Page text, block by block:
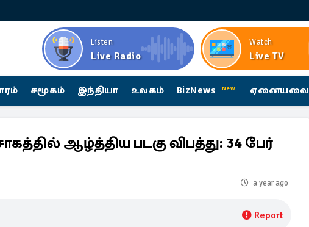
Listen
Live Radio
Watch
Live TV
சமூகம் இந்தியா உலகம் BizNews New ஏனையவை
ஆழ்த்திய படகு விபத்து: 34 பேர்
a year ago
Report